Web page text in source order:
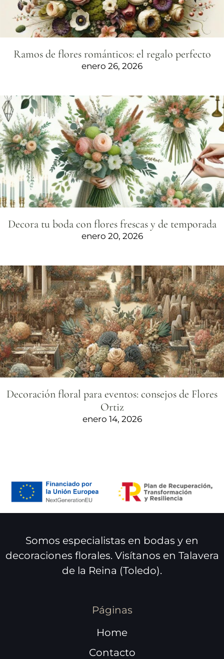
Ramos de flores románticos: el regalo perfecto
enero 26, 2026
Decora tu boda con flores frescas y de temporada
enero 20, 2026
Decoración floral para eventos: consejos de Flores
Ortiz
enero 14, 2026
Somos especialistas en bodas y en
decoraciones florales. Visítanos en Talavera
de la Reina (Toledo).
Páginas
Home
Contacto